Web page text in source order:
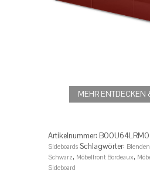
MEHR ENTDECKEN
Artikelnummer: B00U64LRM0
Sideboards Schlagwörter: Blenden
Schwarz, Möbelfront Bordeaux,
Sideboard